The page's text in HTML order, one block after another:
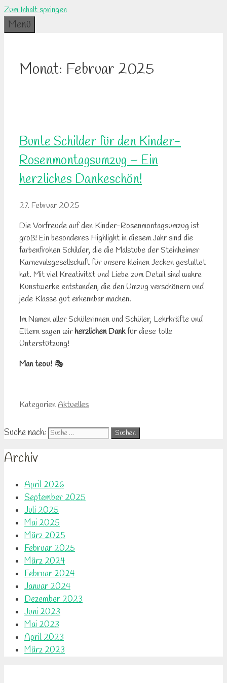
Zum Inhalt springen
Menü
Monat: Februar 2025
Bunte Schilder für den Kinder-
Rosenmontagsumzug – Ein
herzliches Dankeschön!
27. Februar 2025
Die Vorfreude auf den Kinder-Rosenmontagsumzug ist
groß! Ein besonderes Highlight in diesem Jahr sind die
farbenfrohen Schilder, die die Malstube der Steinheimer
Karnevalsgesellschaft für unsere kleinen Jecken gestaltet
hat. Mit viel Kreativität und Liebe zum Detail sind wahre
Kunstwerke entstanden, die den Umzug verschönern und
jede Klasse gut erkennbar machen.
Im Namen aller Schülerinnen und Schüler, Lehrkräfte und
Eltern sagen wirherzlichen Dankfür diese tolle
Unterstützung!
Man teou! 🎭
KategorienAktuelles
Suche nach:
Archiv
April 2026
September 2025
Juli 2025
Mai 2025
März 2025
Februar 2025
März 2024
Februar 2024
Januar 2024
Dezember 2023
Juni 2023
Mai 2023
April 2023
März 2023